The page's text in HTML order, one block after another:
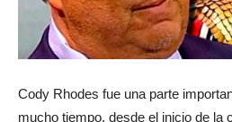
Cody Rhodes fue una parte
mucho tiempo, desde el inicio de la